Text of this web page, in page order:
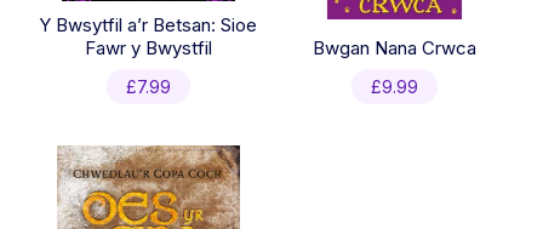
Y Bwsytfil a’r Betsan: Sioe
Fawr y Bwystfil
£7.99
Bwgan Nana Crwca
£9.99